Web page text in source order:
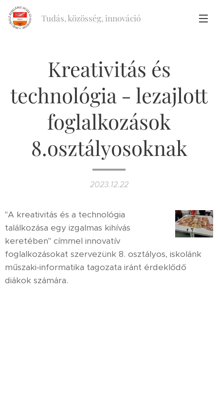
Tudás, közösség, innováció
Kreativitás és
technológia - lezajlott
foglalkozások
8.osztályosoknak
2023.12.22
"A kreativitás és a technológia
találkozása egy izgalmas kihívás
keretében" címmel innovatív
foglalkozásokat szervezünk 8. osztályos, iskolánk
műszaki-informatika tagozata iránt érdeklődő
diákok számára.